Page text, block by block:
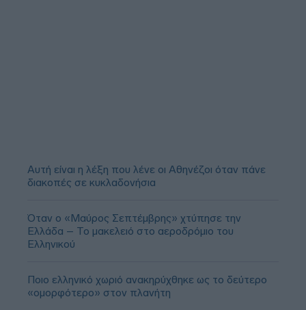
Αυτή είναι η λέξη που λένε οι Αθηνέζοι όταν πάνε
διακοπές σε κυκλαδονήσια
Όταν ο «Μαύρος Σεπτέμβρης» χτύπησε την
Ελλάδα – Το μακελειό στο αεροδρόμιο του
Ελληνικού
Ποιο ελληνικό χωριό ανακηρύχθηκε ως το δεύτερο
«ομορφότερο» στον πλανήτη